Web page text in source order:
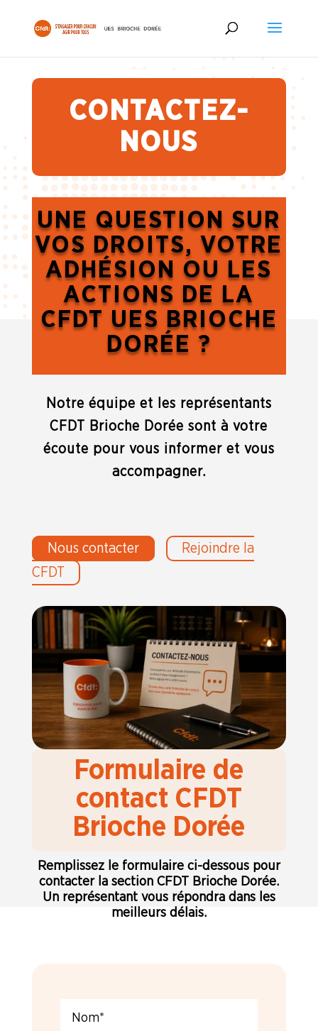
CONTACTEZ-
NOUS
UNE QUESTION SUR
VOS DROITS, VOTRE
ADHÉSION OU LES
ACTIONS DE LA
CFDT UES BRIOCHE
DORÉE ?
Notre équipe et les représentants
CFDT Brioche Dorée sont à votre
écoute pour vous informer et vous
accompagner.
Nous contacter
Rejoindre la
CFDT
Formulaire de
contact CFDT
Brioche Dorée
Remplissez le formulaire ci-dessous pour
contacter la section CFDT Brioche Dorée.
Un représentant vous répondra dans les
meilleurs délais.